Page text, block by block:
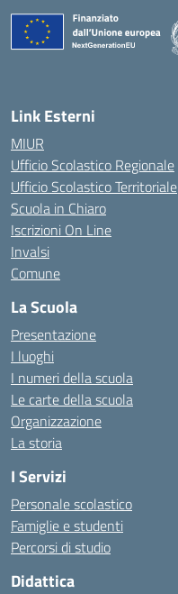
Link Esterni
MIUR
Ufficio Scolastico Regionale
Ufficio Scolastico Territoriale
Scuola in Chiaro
Iscrizioni On Line
Invalsi
Comune
La Scuola
Presentazione
I luoghi
I numeri della scuola
Le carte della scuola
Organizzazione
La storia
I Servizi
Personale scolastico
Famiglie e studenti
Percorsi di studio
Didattica